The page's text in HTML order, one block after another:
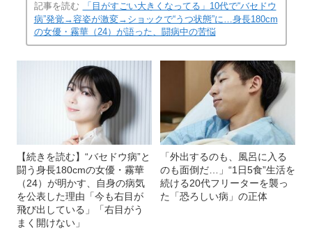
記事を読む
「目がすごい大きくなってる」10代で“バセドウ
病”発覚→容姿が激変→ショックで“うつ状態”に…身長180cm
の女優・霧華（24）が語った、闘病中の苦悩
【続きを読む】“バセドウ病”と
闘う身長180cmの女優・霧華
（24）が明かす、自身の病気
を公表した理由「今も右目が
飛び出している」「右目がう
まく開けない」
「外出するのも、風呂に入る
のも面倒だ…」“1日5食”生活を
続ける20代フリーターを襲っ
た「恐ろしい病」の正体